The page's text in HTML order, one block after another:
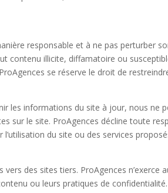
responsable et à ne pas perturber
contenu illicite, diffamatoire ou
se réserve le droit de
les informations du site à jour, nous ne
sur le site. ProAgences décline toute
du site ou des services
des sites tiers. ProAgences n’exerce
ou leurs pratiques de confidentialité.